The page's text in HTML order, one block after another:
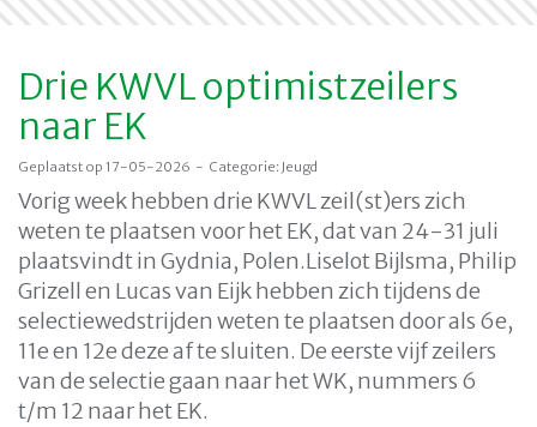
Drie KWVL optimistzeilers
naar EK
Geplaatst op 17-05-2026 - Categorie: Jeugd
Vorig week hebben drie KWVL zeil(st)ers zich
weten te plaatsen voor het EK, dat van 24-31 juli
plaatsvindt in Gydnia, Polen.Liselot Bijlsma, Philip
Grizell en Lucas van Eijk hebben zich tijdens de
selectiewedstrijden weten te plaatsen door als 6e,
11e en 12e deze af te sluiten. De eerste vijf zeilers
van de selectie gaan naar het WK, nummers 6
t/m 12 naar het EK.